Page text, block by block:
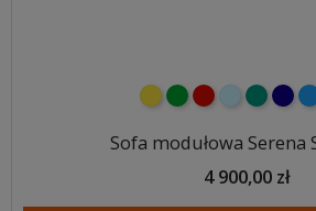
żółtyzielonyczerwony
błękitny
Sofa modułowa Serena
4 900,00 zł